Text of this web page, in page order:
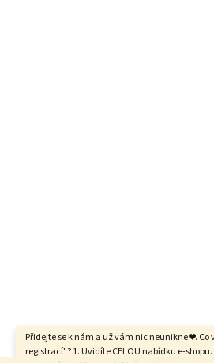
Přidejte se k nám a už vám nic neunikne ❤️.
registrací"? 1. Uvidíte CELOU nabídku e-